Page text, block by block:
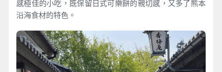
感極佳的小吃，既保留日式可樂餅的親切感，又多了熊本
沿海食材的特色。